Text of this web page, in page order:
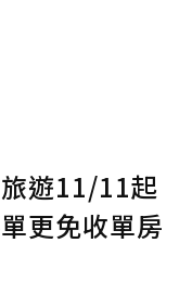
遊11/11起
更免收單房